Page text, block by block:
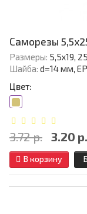
Саморезы
Размеры: 5,5х19,
Шайба: d=14 мм,
Цвет:
3.72 р. 3.20 р.
В корзину